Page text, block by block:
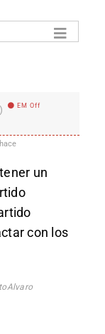
EM Off
un
con los